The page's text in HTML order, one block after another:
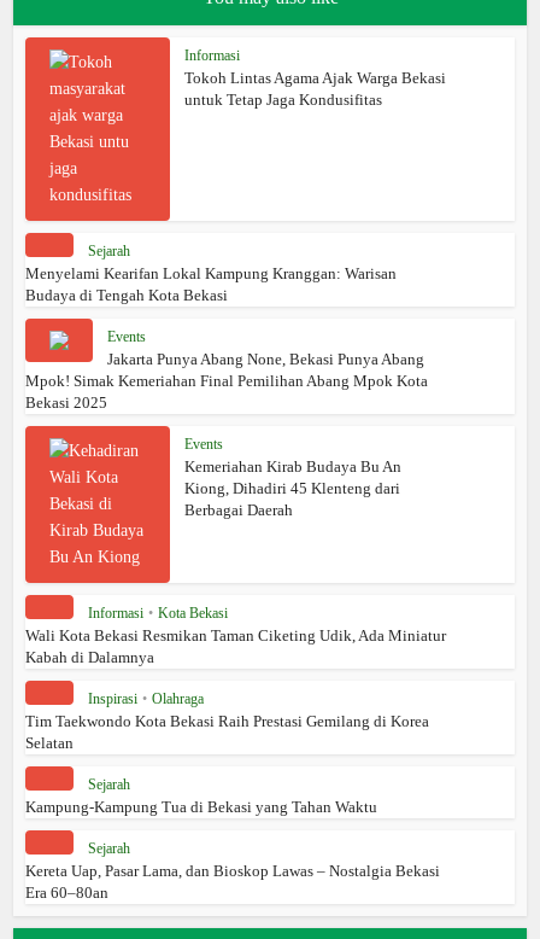
Informasi
Tokoh Lintas Agama Ajak Warga Bekasi
untuk Tetap Jaga Kondusifitas
Sejarah
Menyelami Kearifan Lokal Kampung Kranggan: Warisan
Budaya di Tengah Kota Bekasi
Events
Jakarta Punya Abang None, Bekasi Punya Abang
Mpok! Simak Kemeriahan Final Pemilihan Abang Mpok Kota
Bekasi 2025
Events
Kemeriahan Kirab Budaya Bu An
Kiong, Dihadiri 45 Klenteng dari
Berbagai Daerah
Informasi • Kota Bekasi
Wali Kota Bekasi Resmikan Taman Ciketing Udik, Ada Miniatur
Kabah di Dalamnya
Inspirasi • Olahraga
Tim Taekwondo Kota Bekasi Raih Prestasi Gemilang di Korea
Selatan
Sejarah
Kampung-Kampung Tua di Bekasi yang Tahan Waktu
Sejarah
Kereta Uap, Pasar Lama, dan Bioskop Lawas – Nostalgia Bekasi
Era 60–80an